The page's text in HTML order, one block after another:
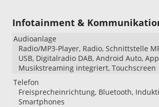
Infotainment &
Audioanlage
Radio/MP3-Player, Radio, Schnittstelle
USB, Digitalradio DAB, Android Auto,
Musikstreaming integriert, Touchscreen
Telefon
Freisprecheinrichtung, Bluetooth,
Smartphones